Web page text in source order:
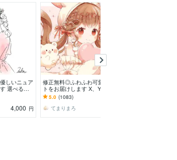
しいニュア
選べるイ
ョンでサイ
◎
4,000 円
修正無料◎ふわふわ可愛いイラス
トをお届けします X、YouTube、
グッズなど様々な用途で使用可能
です◎
5.0 (1083)
てまりまろ